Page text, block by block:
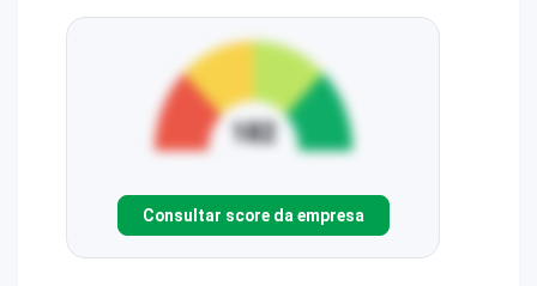
Consultar score da empresa